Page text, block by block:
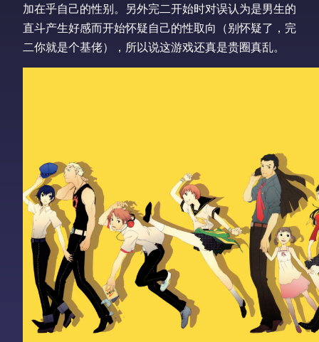
加在乎自己的性别。另外完二开始时对误认为是男生的
直斗产生好感而开始怀疑自己的性取向（别怀疑了，完
二你就是个基佬），所以说这游戏还真是贵圈真乱。